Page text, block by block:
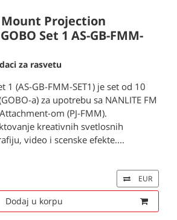
Mount Projection
Set 1 AS-GB-FMM-
za rasvetu
1 (AS-GB-FMM-SET1) je set od 10
a) za upotrebu sa NANLITE FM
om (PJ-FMM).
kreativnih svetlosnih
video i scenske efekte....
EUR
Dodaj u korpu